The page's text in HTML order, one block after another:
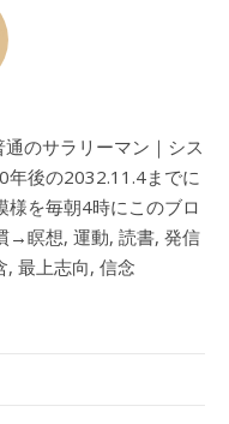
のサラリーマン｜シス
年後の2032.11.4までに
を毎朝4時にこのブロ
→瞑想, 運動, 読書, 発信
, 最上志向, 信念